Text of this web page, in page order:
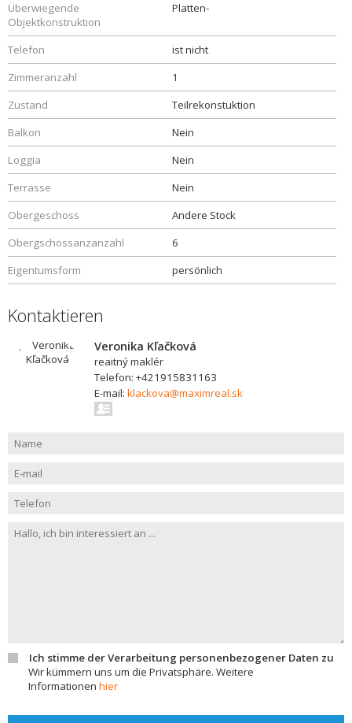
Überwiegende
Objektkonstruktion
Platten-
Telefon
ist nicht
Zimmeranzahl
1
Zustand
Teilrekonstuktion
Balkon
Nein
Loggia
Nein
Terrasse
Nein
Obergeschoss
Andere Stock
Obergschossanzanzahl
6
Eigentumsform
persönlich
Kontaktieren
Veronika Kľačková
reaitný maklér
Telefon: +421915831163
E-mail: klackova@maximreal.sk
Ich stimme der Verarbeitung personenbezogener Daten zu
Wir kümmern uns um die Privatsphäre. Weitere
Informationen hier